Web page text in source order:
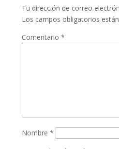
Tu dirección de correo
Los campos obligatorios
Comentario *
Nombre *